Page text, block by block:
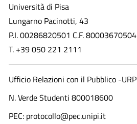
Università di Pisa
Lungarno Pacinotti, 43
P.I. 00286820501 C.F. 80003670504
T. +39 050 221 2111
Ufficio Relazioni con il Pubblico -URP
N. Verde Studenti 800018600​
PEC: protocollo@pec.unipi.it